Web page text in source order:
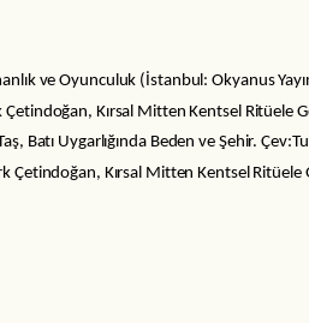
ve Oyunculuk (İstanbul: Okyanus
Kırsal Mitten Kentsel Ritüele
Batı Uygarlığında Beden ve Şehir.
Kırsal Mitten Kentsel Ritüele